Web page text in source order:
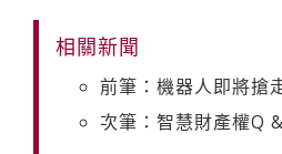
相關新聞
前筆：機器人即將搶
次筆：智慧財產權Q